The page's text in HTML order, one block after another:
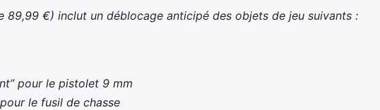
89,99 €) inclut un déblocage anticipé des objets de jeu suivants :
pour le pistolet 9 mm
le fusil de chasse